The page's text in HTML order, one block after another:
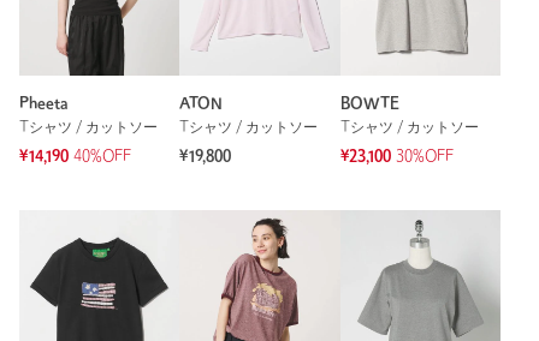
Pheeta
Tシャツ / カットソー
¥14,190 40%OFF
ATON
Tシャツ / カットソー
¥19,800
BOWTE
Tシャツ / カットソー
¥23,100 30%OFF